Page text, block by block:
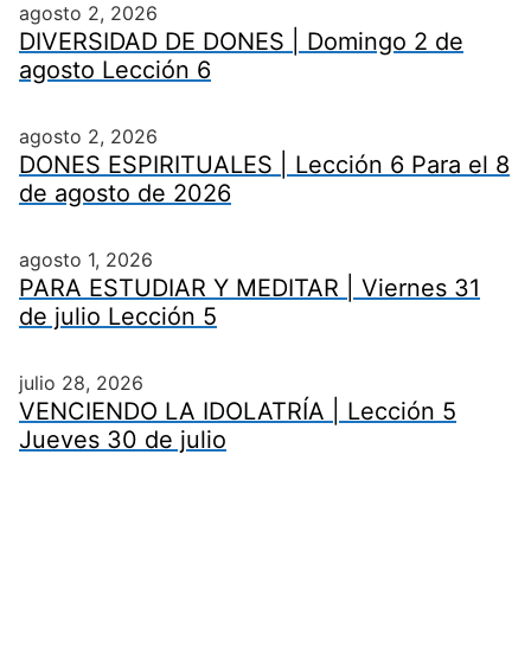
agosto 2, 2026
DIVERSIDAD DE DONES | Domingo 2 de
agosto Lección 6
agosto 2, 2026
DONES ESPIRITUALES | Lección 6 Para el 8
de agosto de 2026
agosto 1, 2026
PARA ESTUDIAR Y MEDITAR | Viernes 31
de julio Lección 5
julio 28, 2026
VENCIENDO LA IDOLATRÍA | Lección 5
Jueves 30 de julio